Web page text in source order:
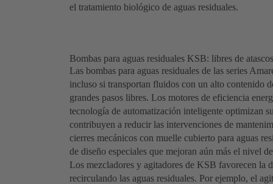
el tratamiento biológico de aguas residuales.
Bombas para aguas residuales KSB: libres de
Las bombas para aguas residuales de las series
incluso si transportan fluidos con un alto contenido
grandes pasos libres. Los motores de eficiencia
tecnología de automatización inteligente optimizan
contribuyen a reducir las intervenciones de
cierres mecánicos con muelle cubierto para aguas
de diseño especiales que mejoran aún más el nivel
Los mezcladores y agitadores de KSB favorecen la
recirculando las aguas residuales. Por ejemplo, el